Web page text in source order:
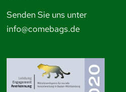
Senden Sie uns unter
info@comebags.de